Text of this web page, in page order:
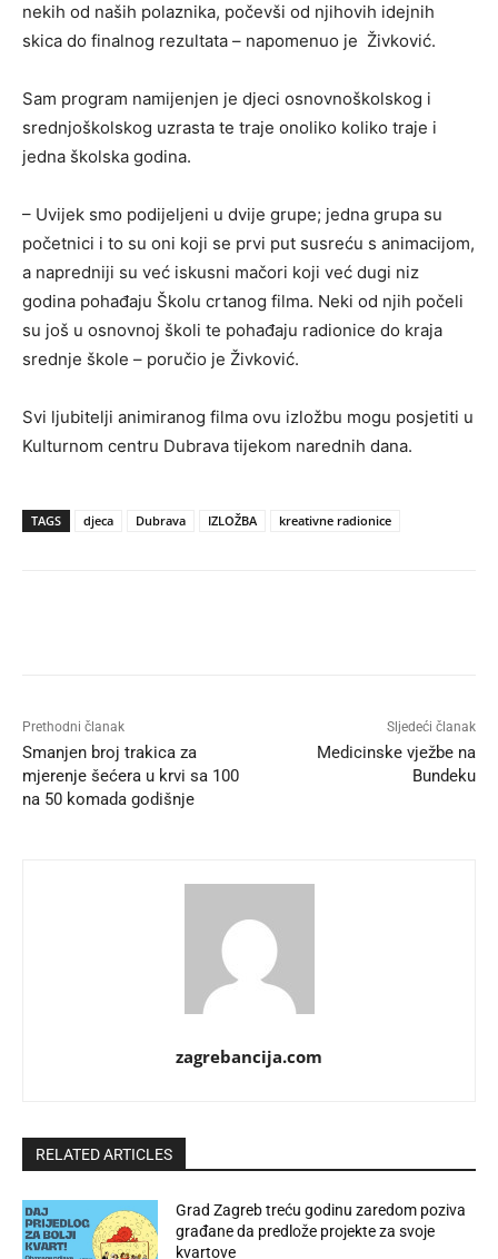
nekih od naših polaznika, počevši od njihovih idejnih
skica do finalnog rezultata – napomenuo je Živković.
Sam program namijenjen je djeci osnovnoškolskog i
srednjoškolskog uzrasta te traje onoliko koliko traje i
jedna školska godina.
– Uvijek smo podijeljeni u dvije grupe; jedna grupa su
početnici i to su oni koji se prvi put susreću s animacijom,
a napredniji su već iskusni mačori koji već dugi niz
godina pohađaju Školu crtanog filma. Neki od njih počeli
su još u osnovnoj školi te pohađaju radionice do kraja
srednje škole – poručio je Živković.
Svi ljubitelji animiranog filma ovu izložbu mogu posjetiti u
Kulturnom centru Dubrava tijekom narednih dana.
TAGS djeca Dubrava IZLOŽBA kreativne radionice
Prethodni članak
Smanjen broj trakica za
mjerenje šećera u krvi sa 100
na 50 komada godišnje
Sljedeći članak
Medicinske vježbe na
Bundeku
zagrebancija.com
RELATED ARTICLES
Grad Zagreb treću godinu zaredom poziva
građane da predlože projekte za svoje
kvartove